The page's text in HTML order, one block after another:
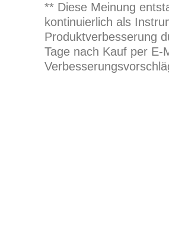
** Diese Meinung
kontinuierlich als
Produktverbesserung
Tage nach Kauf per E-